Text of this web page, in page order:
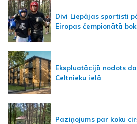
Divi Liepājas sportisti
Eiropas čempionātā
Ekspluatācijā nodots
Celtnieku ielā
Paziņojums par koku